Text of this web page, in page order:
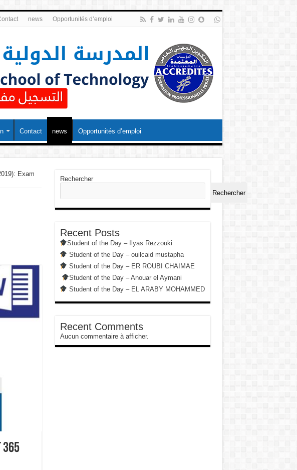
news Opportunités d’emploi
Contact news Opportunités d’emploi
Exam
Rechercher
Rechercher
Recent Posts
Student of the Day – Ilyas Rezzouki
Student of the Day – ouilcaid mustapha
Student of the Day – ER ROUBI CHAIMAE
Student of the Day – Anouar el Aymani
Student of the Day – EL ARABY MOHAMMED
Recent Comments
Aucun commentaire à afficher.